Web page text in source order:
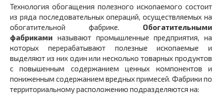
Технология обогащения полезного ископаемого состоит
из ряда последовательных операций, осуществляемых на
обогатительной фабрике. Обогатительными
фабриками называют промышленные предприятия, на
которых перерабатывают полезные ископаемые и
выделяют из них один или несколько товарных продуктов
с повышенным содержанием ценных компонентов и
пониженным содержанием вредных примесей. Фабрики по
территориальному расположению подразделяются на: